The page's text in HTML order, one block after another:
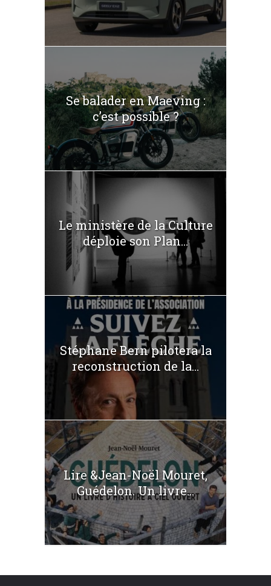
Se balader en Maeving :
c’est possible ?
Le ministère de la Culture
déploie son Plan...
Stéphane Bern pilotera la
reconstruction de la...
Lire &Jean-Noël Mouret,
Guédelon. Un livre...